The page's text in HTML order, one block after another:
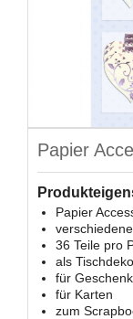
Papier
Papier
36 Teile pro
als
für
für Karten
zum